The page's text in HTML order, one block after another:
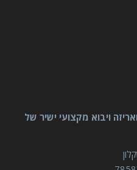
ואריזה ויבוא מקצועי ישיר של